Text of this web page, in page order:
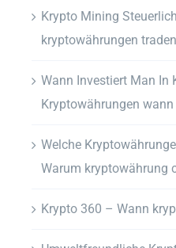
Krypto Mining
kryptowährungen
Wann Investiert Man In
Kryptowährungen
Welche
Warum kryptowährung
Krypto 360 – Wann